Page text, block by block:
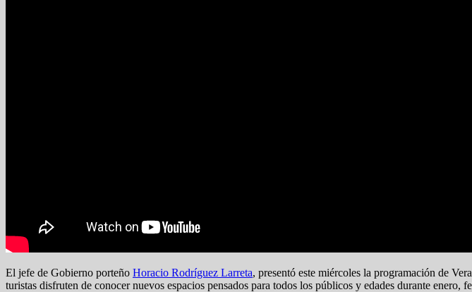
El jefe de Gobierno porteño Horacio Rodríguez Larreta, presentó este miércoles la programación de
turistas disfruten de conocer nuevos espacios pensados para todos los públicos y edades durante enero,